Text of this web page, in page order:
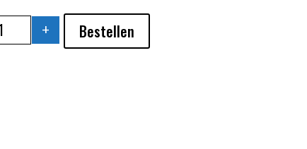
VISFESTIJN AANTAL
+ Bestellen